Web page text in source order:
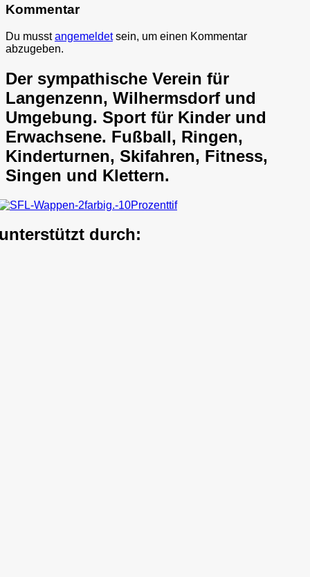
Kommentar
Du musstangemeldetsein, um einen Kommentar
abzugeben.
Der sympathische Verein für
Langenzenn, Wilhermsdorf und
Umgebung. Sport für Kinder und
Erwachsene. Fußball, Ringen,
Kinderturnen, Skifahren, Fitness,
Singen und Klettern.
durch: